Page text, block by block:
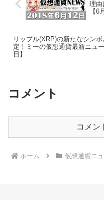
理由
【6
リップル(XRP)の新たなシン
定！ミーの仮想通貨最新ニュ
日】
コメント
コメン
ホーム 仮想通貨ニ